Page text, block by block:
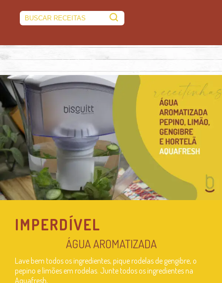
IMPERDÍVEL
ÁGUA AROMATIZADA
Lave bem todos os ingredientes, pique rodelas de gengibre, o
pepino e limões em rodelas. Junte todos os ingredientes na
Aquafresh,